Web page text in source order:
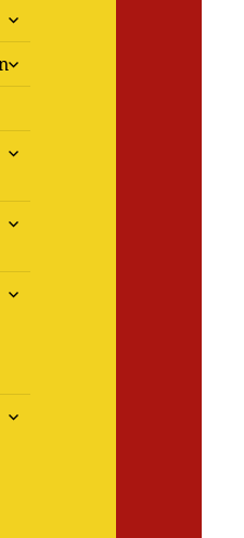
untermenü
untermenü
untermenü
untermenü
untermenü